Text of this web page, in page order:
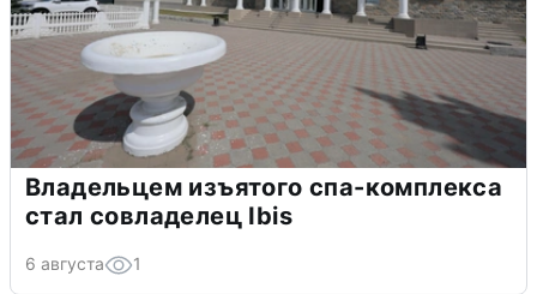
Владельцем изъятого спа-комплекса
стал совладелец Ibis
6 августа 1